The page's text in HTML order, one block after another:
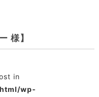
様】
in
wp-